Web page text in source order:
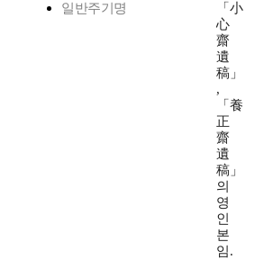
일반주기명
「小
心
齋
遺
稿」
,
「養
正
齋
遺
稿」
의
영
인
본
임.